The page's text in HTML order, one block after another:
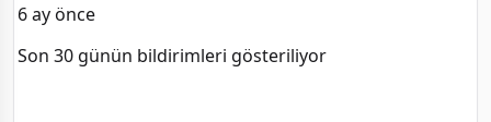
6 ay önce
Son 30 günün bildirimleri gösteriliyor